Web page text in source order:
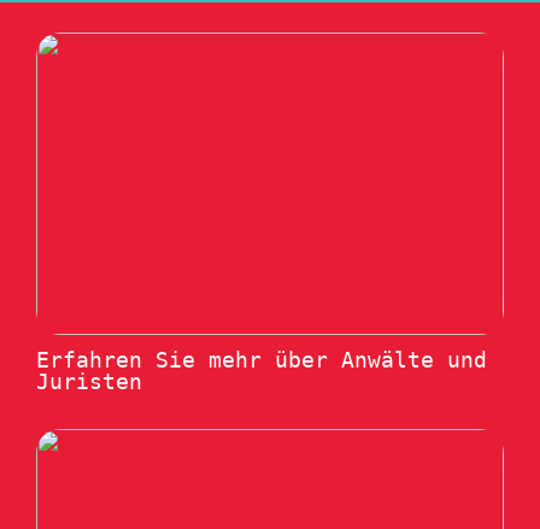
Erfahren Sie mehr über Anwälte und
Juristen